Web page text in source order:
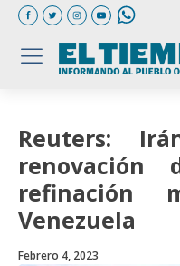
Reuters:
renovación
refinación
Venezuela
Febrero 4, 2023